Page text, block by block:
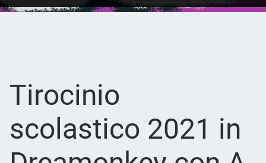
Tirocinio
scolastico 2021 in